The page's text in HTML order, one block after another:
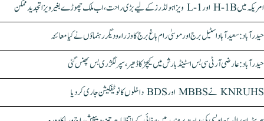
امریکہ میں H-1B اور L-1 ویزا ہولڈرز کے لیے بڑی راحت، اب ملک چھوڑے بغیر ویزا تجدید ممکن
حیدرآباد: سعیدآباد اسٹیل برج اور موسیٰ رام باغ برج کا وزراء و دیگر رہنماؤں نے کیا معائنہ
حیدرآباد: عارضی آر ٹی سی بس اسٹینڈ بارش میں کیچڑ کا ڈھیر، سپر لگژری بس پھنس گئی
KNRUHS نے MBBS اور BDS داخلوں کا نوٹیفکیشن جاری کر دیا